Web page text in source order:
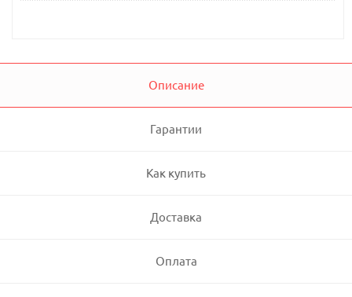
Описание
Гарантии
Как купить
Доставка
Оплата